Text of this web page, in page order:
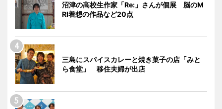
沼津の高校生作家「Re:」さんが個展 脳のM
RI着想の作品など20点
三島にスパイスカレーと焼き菓子の店「みと
ら食堂」 移住夫婦が出店